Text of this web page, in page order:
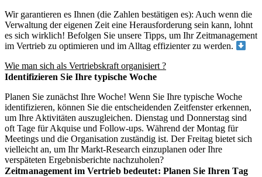
Wir garantieren es Ihnen (die Zahlen bestätigen es): Auch wenn die
Verwaltung der eigenen Zeit eine Herausforderung sein kann, lohnt
es sich wirklich! Befolgen Sie unsere Tipps, um Ihr Zeitmanagement
im Vertrieb zu optimieren und im Alltag effizienter zu werden.
Wie man sich als Vertriebskraft organisiert ?
Identifizieren Sie Ihre typische Woche
Planen Sie zunächst Ihre Woche! Wenn Sie Ihre typische Woche
identifizieren, können Sie die entscheidenden Zeitfenster erkennen,
um Ihre Aktivitäten auszugleichen. Dienstag und Donnerstag sind
oft Tage für Akquise und Follow-ups. Während der Montag für
Meetings und die Organisation zuständig ist. Der Freitag bietet sich
vielleicht an, um Ihr Markt-Research einzuplanen oder Ihre
verspäteten Ergebnisberichte nachzuholen?
Zeitmanagement im Vertrieb bedeutet: Planen Sie Ihren Tag